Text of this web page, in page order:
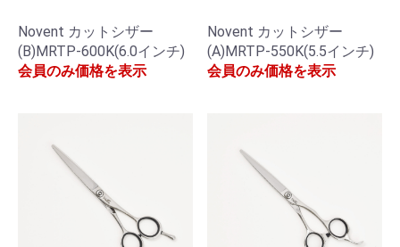
Novent カットシザー
(B)MRTP-600K(6.0インチ)
会員のみ価格を表示
Novent カットシザー
(A)MRTP-550K(5.5インチ)
会員のみ価格を表示